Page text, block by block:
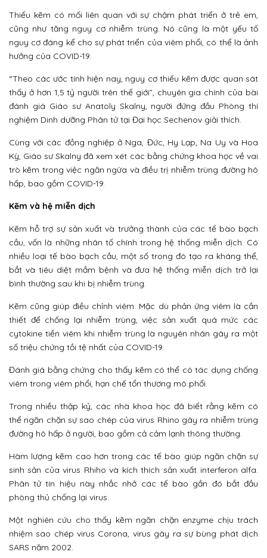
Thiếu kẽm có mối liên quan với sự chậm phát triển ở trẻ em,
cũng như tăng nguy cơ nhiễm trùng. Nó cũng là một yếu tố
nguy cơ đáng kể cho sự phát triển của viêm phổi, có thể là ảnh
hưởng của COVID-19.
“Theo các ước tính hiện nay, nguy cơ thiếu kẽm được quan sát
thấy ở hơn 1,5 tỷ người trên thế giới”, chuyên gia chính của bài
đánh giá Giáo sư Anatoly Skalny, người đứng đầu Phòng thí
nghiệm Dinh dưỡng Phân tử tại Đại học Sechenov giải thích.
Cùng với các đồng nghiệp ở Nga, Đức, Hy Lạp, Na Uy và Hoa
Kỳ, Giáo sư Skalny đã xem xét các bằng chứng khoa học về vai
trò kẽm trong việc ngăn ngừa và điều trị nhiễm trùng đường hô
hấp, bao gồm COVID-19.
Kẽm và hệ miễn dịch
Kẽm hỗ trợ sự sản xuất và trưởng thành của các tế bào bạch
cầu, vốn là những nhân tố chính trong hệ thống miễn dịch. Có
nhiều loại tế bào bạch cầu, một số trong đó tạo ra kháng thể,
bắt và tiêu diệt mầm bệnh và đưa hệ thống miễn dịch trở lại
bình thường sau khi bị nhiễm trùng.
Kẽm cũng giúp điều chỉnh viêm. Mặc dù phản ứng viêm là cần
thiết để chống lại nhiễm trùng, việc sản xuất quá mức các
cytokine tiền viêm khi nhiễm trùng là nguyên nhân gây ra một
số triệu chứng tồi tệ nhất của COVID-19.
Đánh giá bằng chứng cho thấy kẽm có thể có tác dụng chống
viêm trong viêm phổi, hạn chế tổn thương mô phổi.
Trong nhiều thập kỷ, các nhà khoa học đã biết rằng kẽm có
thể ngăn chặn sự sao chép của virus Rhino gây ra nhiễm trùng
đường hô hấp ở người, bao gồm cả cảm lạnh thông thường.
Hàm lượng kẽm cao hơn trong các tế bào giúp ngăn chặn sự
sinh sản của virus Rhiho và kích thích sản xuất interferon alfa.
Phân tử tín hiệu này nhắc nhở các tế bào gần đó bắt đầu
phòng thủ chống lại virus.
Một nghiên cứu cho thấy kẽm ngăn chặn enzyme chịu trách
nhiệm sao chép virus Corona, virus gây ra sự bùng phát dịch
SARS năm 2002.